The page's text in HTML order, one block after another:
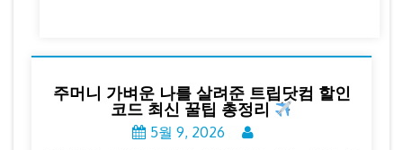
주머니 가벼운 나를 살려준 트립닷컴 할인
코드 최신 꿀팁 총정리
5월 9, 2026